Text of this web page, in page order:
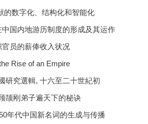
的数字化、结构化和智能化
国内地游历制度的形成及其运作
员的薪俸收入状况
Rise of an Empire
研究選輯, 十六至二十世紀初
颉刚弟子遍天下的秘诀
年代中国新名词的生成与传播